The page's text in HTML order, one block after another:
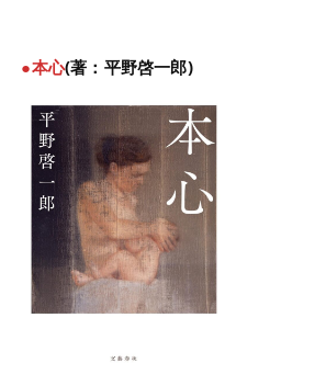
●本心(著：平野啓一郎)